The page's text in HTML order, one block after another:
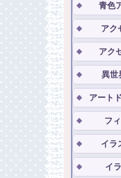
青色
アク
アク
異世
アート
フ
イラ
イ